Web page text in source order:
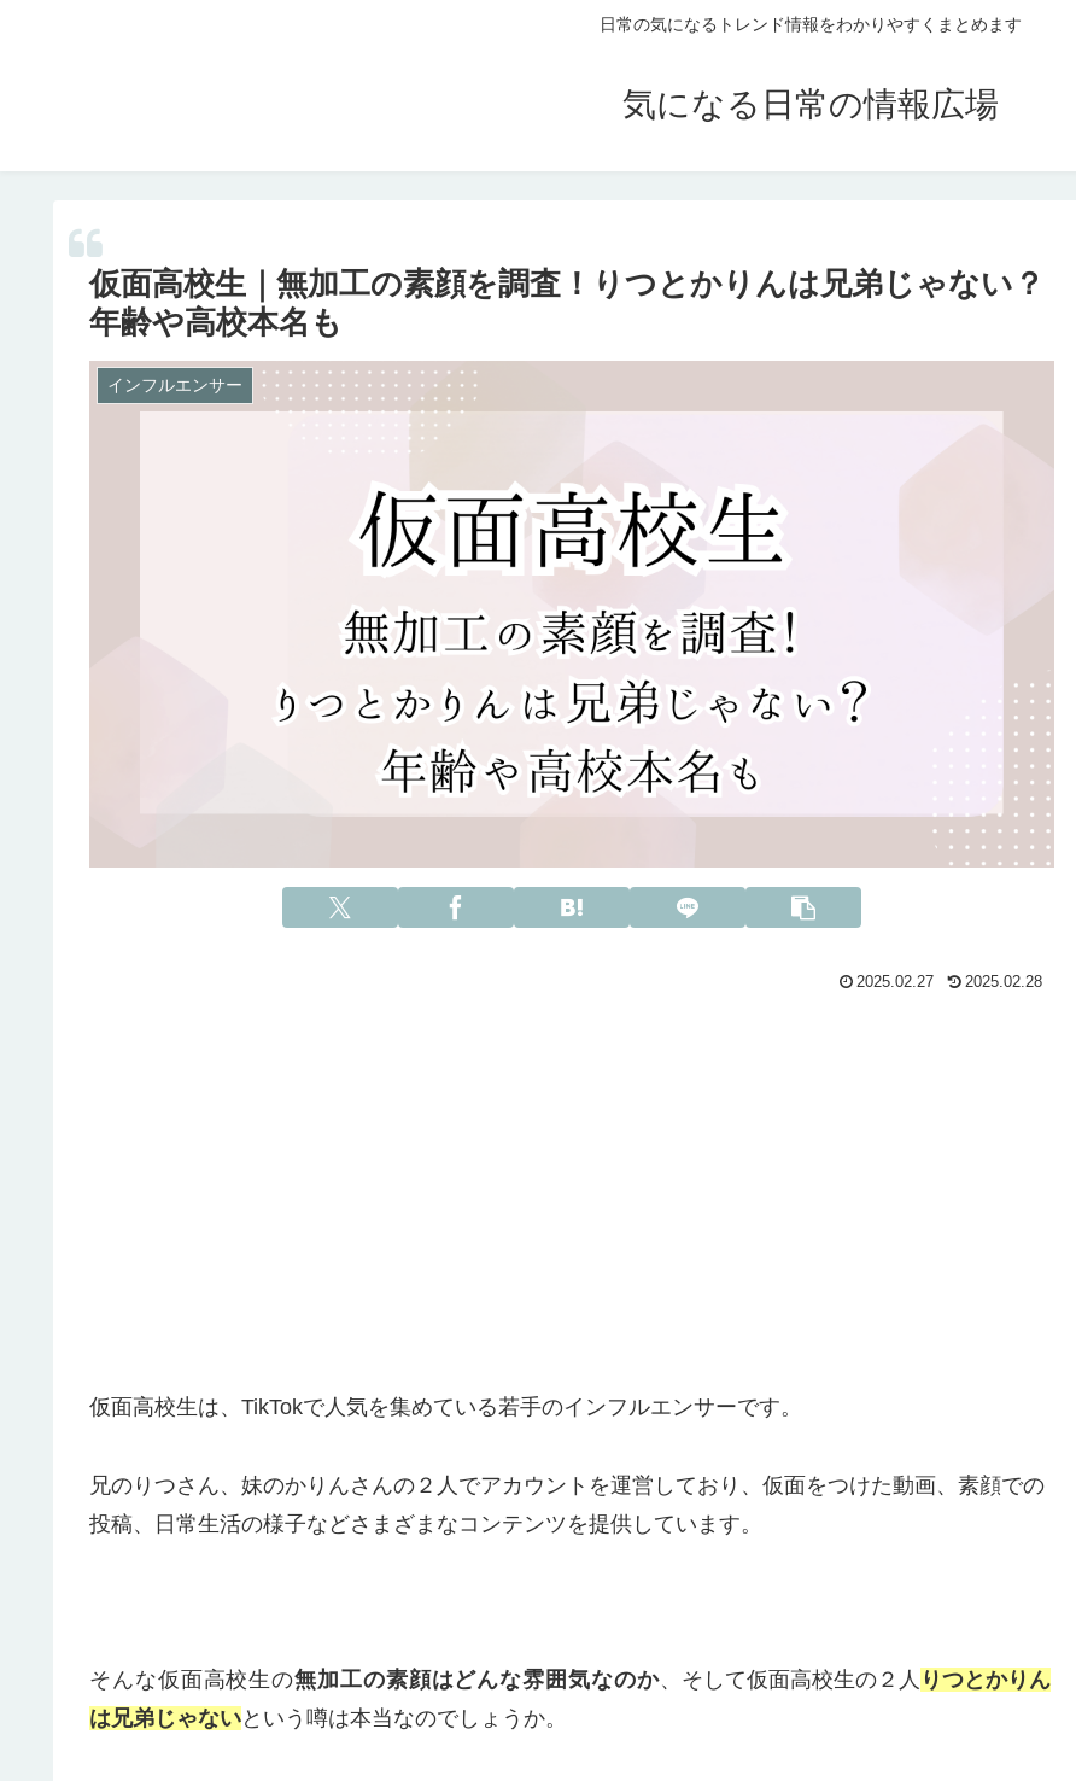
日常の気になるトレンド情報をわかりやすくまとめます
気になる日常の情報広場
仮面高校生｜無加工の素顔を調査！りつとかりんは兄弟じゃない？
年齢や高校本名も
インフルエンサー
2025.02.27 2025.02.28
仮面高校生は、TikTokで人気を集めている若手のインフルエンサーです。
兄のりつさん、妹のかりんさんの２人でアカウントを運営しており、仮面をつけた動画、素顔での
投稿、日常生活の様子などさまざまなコンテンツを提供しています。
そんな仮面高校生の無加工の素顔はどんな雰囲気なのか、そして仮面高校生の２人 りつとかりん
は兄弟じゃないという噂は本当なのでしょうか。